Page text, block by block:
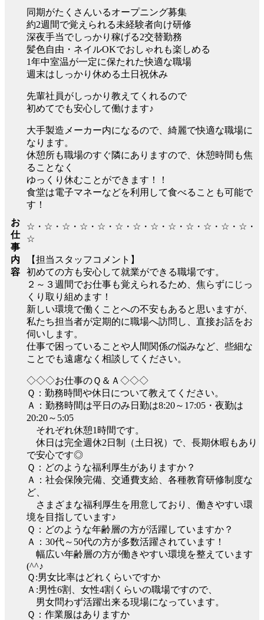
お
仕
事
内
容
同期がたくさんいるオープニング募集
約2週間で覚えられる未経験者向け研修
深夜手当でしっかり稼げる2交替勤務
髪色自由・ネイルOKでおしゃれも楽しめる
1年中室温が一定に保たれた快適な職場
週末はしっかり休める土日祝休み
先輩社員がしっかり教えてくれるので
初めてでも安心して働けます♪
大手製造メーカー内になるので、綺麗で快適な職場に
なります。
休憩所も職場のすぐ隣にありますので、休憩時間も焦
ることなく
ゆっくり休むことができます！！
食堂は電子マネーなどを利用して食べることも可能で
す！
☆・☆・☆・☆・☆・☆・☆・☆・☆・☆・☆・☆・☆・
☆
【担当スタッフコメント】
初めての方も安心して就業ができる職場です。
２～３週間でお仕事も覚えられるため、焦らずにじっ
くり取り組めます！
新しい環境で働くことへの不安もあると思いますが、
私たち担当者が定期的に職場へ訪問し、直接お話をお
伺いします。
仕事で困っていることや人間関係の悩みなど、些細な
ことでも遠慮なく相談してください。
◇◇◇お仕事のＱ＆Ａ◇◇◇
Ｑ：勤務時間や休日について教えてください。
Ａ：勤務時間は平日のみ日勤は8:20～17:05・夜勤は
20:20～5:05
それぞれ休憩1時間です。
休日は完全週休2日制（土日祝）で、長期休暇もあり
で安心です◎
Ｑ：どのような福利厚生がありますか？
Ａ：社会保険完備、交通費支給、各種教育研修制度な
ど、
さまざまな福利厚生を用意しており、働きやすい環
境を目指しています♪
Ｑ：どのような年齢層の方が活躍していますか？
Ａ：30代～50代の方が多数活躍されています！
幅広い年齢層の方が働きやすい環境を整えています
(^^♪
Ｑ:男女比率はどれくらいですか
Ａ:男性6割、女性4割くらいの職場ですので、
男女問わず活躍出来る現場になっています。
Ｑ：作業服はありますか